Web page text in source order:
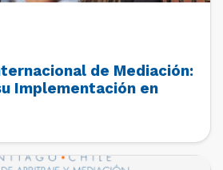
de Mediación:
Implementación en